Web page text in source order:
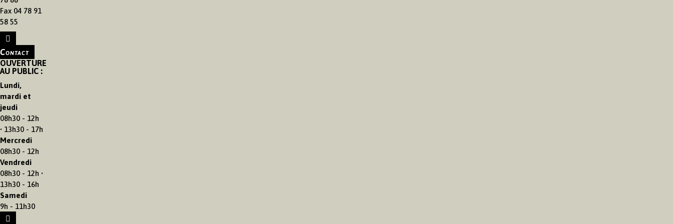
Fax 04 78 91
58 55
Contact
OUVERTURE
AU PUBLIC :
Lundi,
mardi et
jeudi
08h30 - 12h
• 13h30 - 17h
Mercredi
08h30 - 12h
Vendredi
08h30 - 12h •
13h30 - 16h
Samedi
9h - 11h30